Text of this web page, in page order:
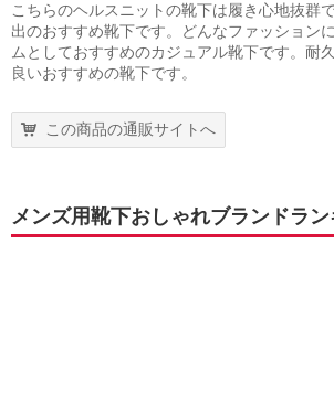
こちらのヘルスニットの靴下は履き心地抜群
出のおすすめ靴下です。どんなファッション
ムとしておすすめのカジュアル靴下です。耐
良いおすすめの靴下です。
この商品の通販サイトへ
メンズ用靴下おしゃれブランドラ